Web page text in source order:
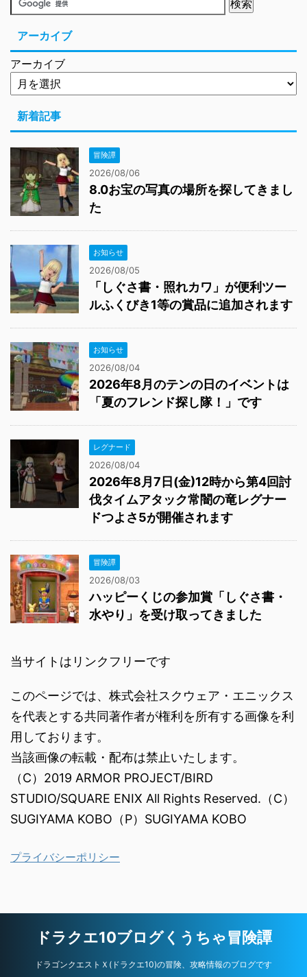
アーカイブ
アーカイブ
新着記事
冒険譚
2026/08/06
8.0お宝の写真の場所を探してきまし
た
お知らせ
2026/08/05
「しぐさ書・照れカワ」が便利ツー
ルふくびき1等の賞品に追加されます
お知らせ
2026/08/04
2026年8月のテンの日のイベントは
「夏のフレンド探し隊！」です
レグナード
2026/08/04
2026年8月7日(金)12時から第4回討
伐タイムアタック常闇の竜レグナー
ドつよさ5が開催されます
冒険譚
2026/08/03
ハッピーくじの参加賞「しぐさ書・
水やり」を受け取ってきました
当サイトはリンクフリーです
このページでは、株式会社スクウェア・エニックス
を代表とする共同著作者が権利を所有する画像を利
用しております。
当該画像の転載・配布は禁止いたします。
（C）2019 ARMOR PROJECT/BIRD
STUDIO/SQUARE ENIX All Rights Reserved.（C）
SUGIYAMA KOBO（P）SUGIYAMA KOBO
プライバシーポリシー
ドラクエ10ブログくうちゃ冒険譚
ドラゴンクエストＸ(ドラクエ10)の冒険、攻略情報のブログです